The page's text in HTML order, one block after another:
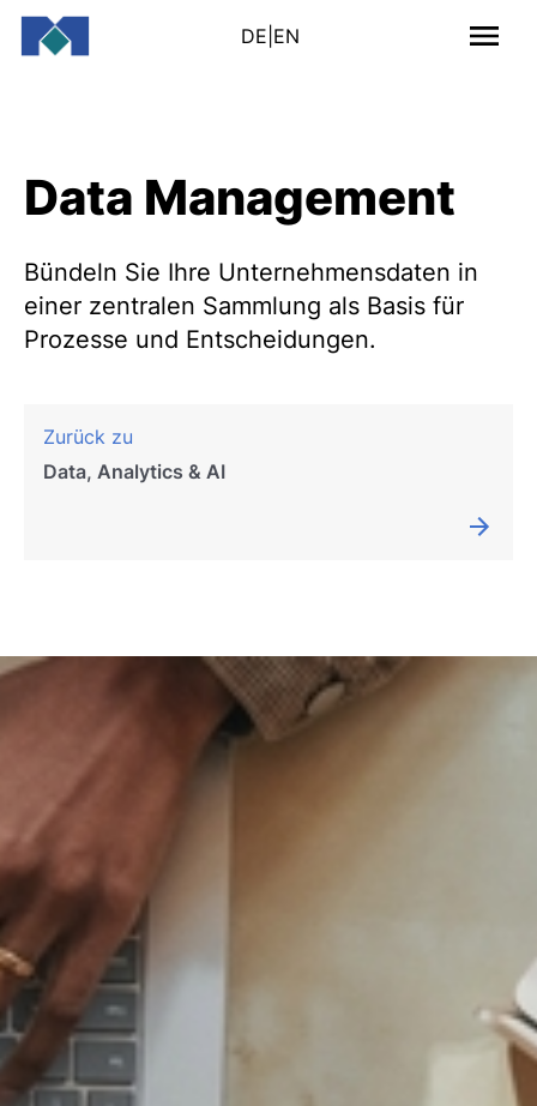
DE EN
Data Management
Bündeln Sie Ihre Unternehmensdaten in
einer zentralen Sammlung als Basis für
Prozesse und Entscheidungen.
Zurück zu
Data, Analytics & AI